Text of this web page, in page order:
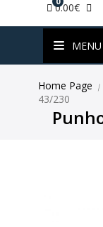
0.00€
MENU
Home Page |
43/230